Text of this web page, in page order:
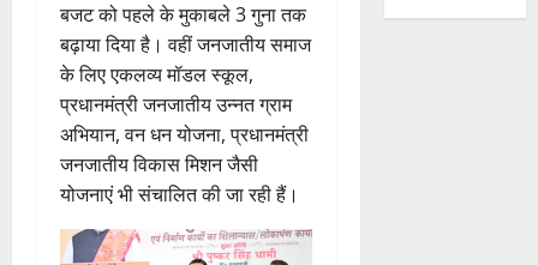
बजट को पहले के मुकाबले 3 गुना तक
बढ़ाया दिया है। वहीं जनजातीय समाज
के लिए एकलव्य मॉडल स्कूल,
प्रधानमंत्री जनजातीय उन्नत ग्राम
अभियान, वन धन योजना, प्रधानमंत्री
जनजातीय विकास मिशन जैसी
योजनाएं भी संचालित की जा रही हैं।